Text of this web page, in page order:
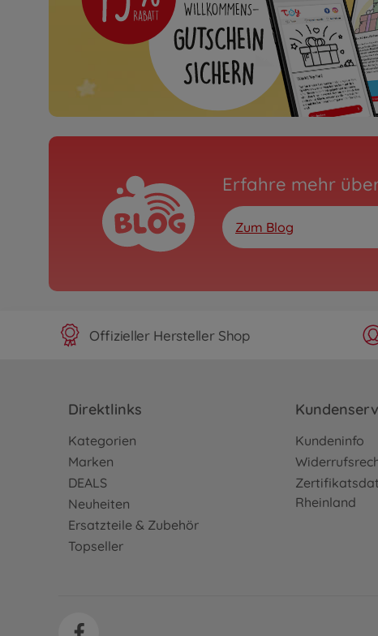
Erfahre mehr
Zum Blog
Offizieller Hersteller Shop
Direktlinks
Kategorien
Marken
DEALS
Neuheiten
Ersatzteile & Zubehör
Topseller
Kundeninfo
Rheinland